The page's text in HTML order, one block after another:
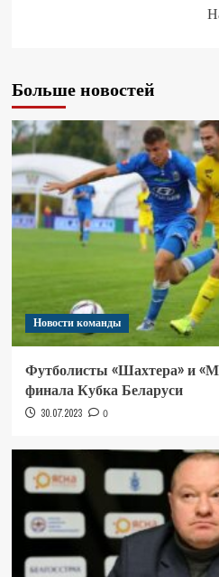
Больше новостей
Новости команды
Футболисты «Шахтера» и
финала Кубка Беларуси
30.07.2023 0